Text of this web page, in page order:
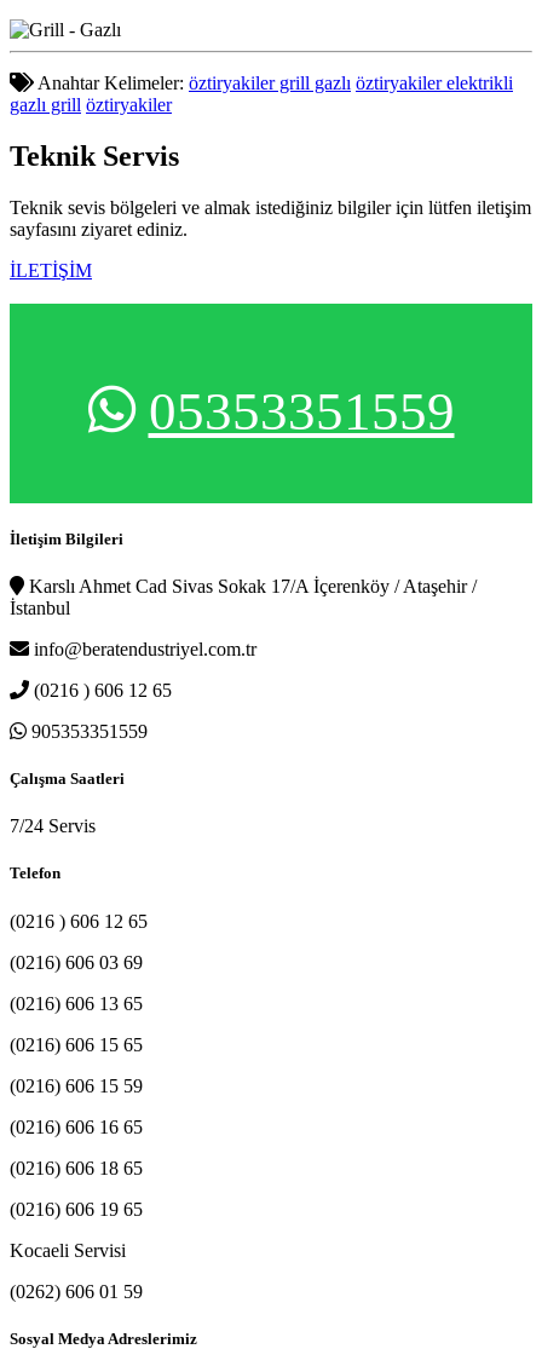
Anahtar Kelimeler: öztiryakiler grill gazlı öztiryakiler elektrikli
gazlı grill öztiryakiler
Teknik Servis
Teknik sevis bölgeleri ve almak istediğiniz bilgiler için lütfen iletişim
sayfasını ziyaret ediniz.
İLETİŞİM
05353351559
İletişim Bilgileri
Karslı Ahmet Cad Sivas Sokak 17/A İçerenköy / Ataşehir /
İstanbul
info@beratendustriyel.com.tr
(0216 ) 606 12 65
905353351559
Çalışma Saatleri
7/24 Servis
Telefon
(0216 ) 606 12 65
(0216) 606 03 69
(0216) 606 13 65
(0216) 606 15 65
(0216) 606 15 59
(0216) 606 16 65
(0216) 606 18 65
(0216) 606 19 65
Kocaeli Servisi
(0262) 606 01 59
Sosyal Medya Adreslerimiz